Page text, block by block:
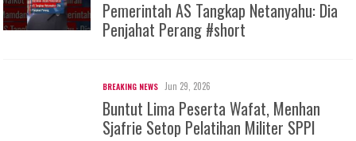
Pemerintah AS Tangkap Netanyahu: Dia
Penjahat Perang #short
BREAKING NEWS Jun 29, 2026
Buntut Lima Peserta Wafat, Menhan
Sjafrie Setop Pelatihan Militer SPPI